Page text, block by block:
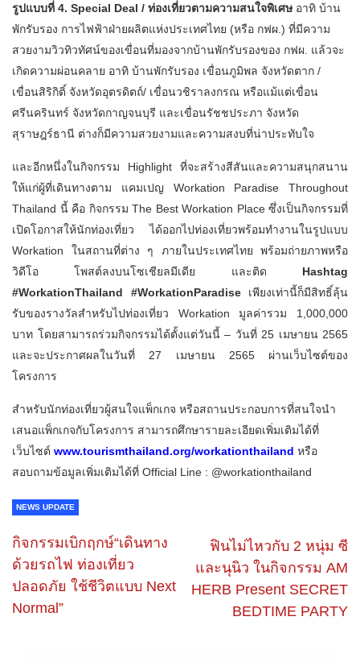
รูปแบบที่ 4. Special Deal / ท่องเที่ยวตามความสนใจพิเศษอาทิ บ้าน
พักรับรอง การไฟฟ้าฝ่ายผลิตแห่งประเทศไทย (หรือ กฟผ.) ที่มีความ
สวยงามวิวทิวทัศน์ของเขื่อนที่มองจากบ้านพักรับรองของ กฟผ. แล้วจะ
เกิดความผ่อนคลาย อาทิ บ้านพักรับรอง เขื่อนภูมิพล จังหวัดตาก /
เขื่อนสิริกิติ์ จังหวัดอุตรดิตถ์/ เขื่อนวชิราลงกรณ หรือแม้แต่เขื่อน
ศรีนครินทร์ จังหวัดกาญจนบุรี และเขื่อนรัชชประภา จังหวัด
สุราษฎร์ธานี ต่างก็มีความสวยงามและความสงบที่น่าประทับใจ
และอีกหนึ่งในกิจกรรม Highlight ที่จะสร้างสีสันและความสนุกสนาน
ให้แก่ผู้ที่เดินทางตาม แคมเปญ Workation Paradise Throughout
Thailand นี้ คือ กิจกรรม The Best Workation Place ซึ่งเป็นกิจกรรมที่
เปิดโอกาสให้นักท่องเที่ยว ได้ออกไปท่องเที่ยวพร้อมทำงานในรูปแบบ
Workation ในสถานที่ต่าง ๆ ภายในประเทศไทย พร้อมถ่ายภาพหรือ
วิดีโอ โพสต์ลงบนโซเชียลมีเดีย และติด Hashtag
#WorkationThailand #WorkationParadiseเพียงเท่านี้ก็มีสิทธิ์ลุ้น
รับของรางวัลสำหรับไปท่องเที่ยว Workation มูลค่ารวม 1,000,000
บาท โดยสามารถร่วมกิจกรรมได้ตั้งแต่วันนี้ – วันที่ 25 เมษายน 2565
และจะประกาศผลในวันที่ 27 เมษายน 2565 ผ่านเว็บไซต์ของ
โครงการ
สำหรับนักท่องเที่ยวผู้สนใจแพ็กเกจ หรือสถานประกอบการที่สนใจนำ
เสนอแพ็กเกจกับโครงการ สามารถศึกษารายละเอียดเพิ่มเติมได้ที่
เว็บไซต์ www.tourismthailand.org/workationthailand หรือ
สอบถามข้อมูลเพิ่มเติมได้ที่ Official Line : @workationthailand
NEWS UPDATE
กิจกรรมเบิกฤกษ์“เดินทาง
ด้วยรถไฟ ท่องเที่ยว
ปลอดภัย ใช้ชีวิตแบบ Next
Normal”
ฟินไม่ไหวกับ 2 หนุ่ม ซี
และนุนิว ในกิจกรรม AM
HERB Present SECRET
BEDTIME PARTY